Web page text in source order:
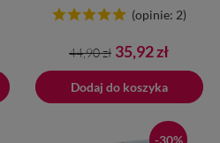
(opinie: 2)
Cena
podstawowa
44,90 zł Cena
35,92 zł
Dodaj do koszyka
-30%